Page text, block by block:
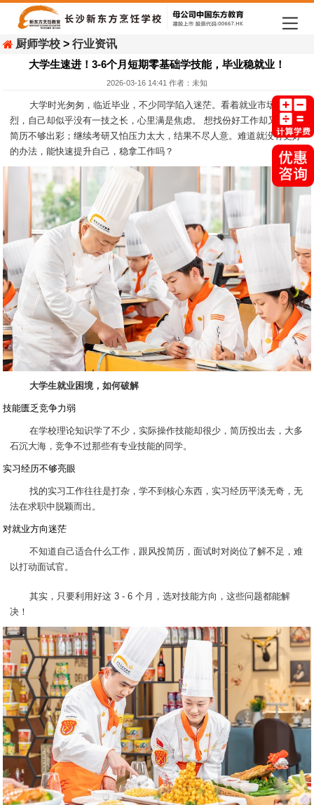
厨师学校 >行业资讯
大学生速进！3-6个月短期零基础学技能，毕业稳就业！
2026-03-16 14:41 作者：未知
大学时光匆匆，临近毕业，不少同学陷入迷茫。看着就业市场竞争激
烈，自己却似乎没有一技之长，心里满是焦虑。 想找份好工作却又担心
简历不够出彩；继续考研又怕压力太大，结果不尽人意。难道就没有更好
的办法，能快速提升自己，稳拿工作吗？
大学生就业困境，如何破解
技能匮乏竞争力弱
在学校理论知识学了不少，实际操作技能却很少，简历投出去，大多
石沉大海，竞争不过那些有专业技能的同学。
实习经历不够亮眼
找的实习工作往往是打杂，学不到核心东西，实习经历平淡无奇，无
法在求职中脱颖而出。
对就业方向迷茫
不知道自己适合什么工作，跟风投简历，面试时对岗位了解不足，难
以打动面试官。
其实，只要利用好这 3 - 6 个月，选对技能方向，这些问题都能解
决！